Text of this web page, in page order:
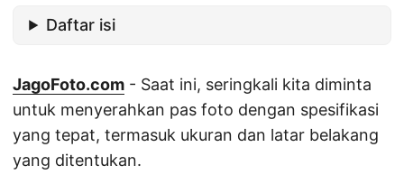
Daftar isi
JagoFoto.com - Saat ini, seringkali kita diminta
untuk menyerahkan pas foto dengan spesifikasi
yang tepat, termasuk ukuran dan latar belakang
yang ditentukan.